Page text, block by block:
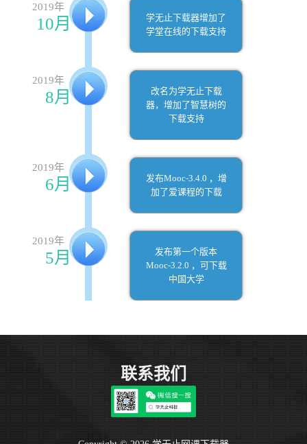
2019年
10月
学无止下载器增加了
学堂在线的下载支持
2019年
8月
改名为学无止下载
器，增加了智慧树的
下载支持
2019年
6月
发布Mooc-3.4.0 ，增
加了爱课程的下载
2019年
5月
发布第一个版本
Mooc-3.2.0 ，可下载
中国大学
联系我们